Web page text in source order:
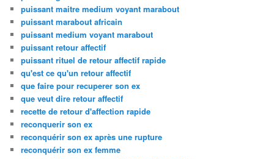
puissant maitre medium voyant marabout
puissant marabout africain
puissant medium voyant marabout
puissant retour affectif
puissant rituel de retour affectif rapide
qu'est ce qu'un retour affectif
que faire pour recuperer son ex
que veut dire retour affectif
recette de retour d'affection rapide
reconquerir son ex
reconquérir son ex après une rupture
reconquérir son ex femme